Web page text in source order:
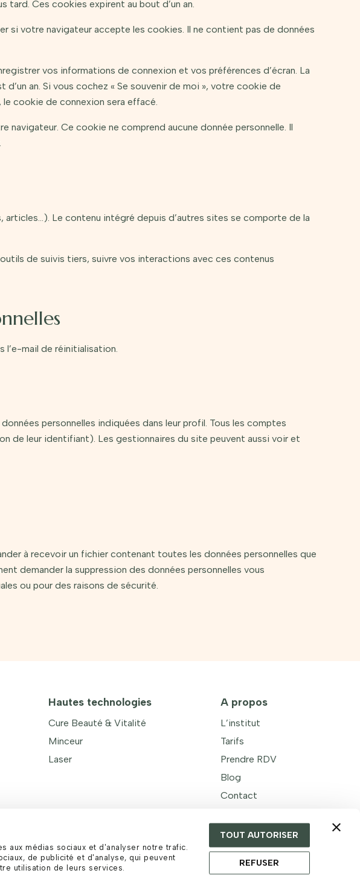
aux médias sociaux et d'analyser notre trafic.
de publicité et d'analyse, qui peuvent
utilisation de leurs services.
TOUT AUTORISER
REFUSER
tard. Ces cookies expirent au bout d’un an.
si votre navigateur accepte les cookies. Il ne contient pas de données
vos informations de connexion et vos préférences d’écran. La
an. Si vous cochez « Se souvenir de moi », votre cookie de
cookie de connexion sera effacé.
Ce cookie ne comprend aucune donnée personnelle. Il
Le contenu intégré depuis d’autres sites se comporte de la
de suivis tiers, suivre vos interactions avec ces contenus
l’e-mail de réinitialisation.
personnelles indiquées dans leur profil. Tous les comptes
de leur identifiant). Les gestionnaires du site peuvent aussi voir et
à recevoir un fichier contenant toutes les données personnelles que
demander la suppression des données personnelles vous
ou pour des raisons de sécurité.
Hautes technologies
Cure Beauté & Vitalité
Minceur
Laser
A propos
L’institut
Tarifs
Prendre RDV
Blog
Contact